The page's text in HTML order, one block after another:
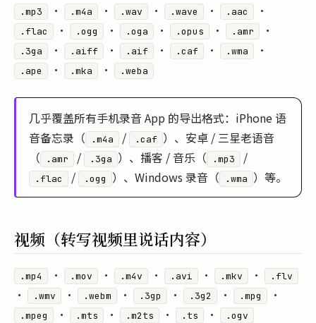
.mp3 · .m4a · .wav · .wave · .aac ·
.flac · .ogg · .oga · .opus · .amr ·
.3ga · .aiff · .aif · .caf · .wma ·
.ape · .mka · .weba
几乎覆盖所有手机录音 App 的导出格式：iPhone 语
音备忘录（
.m4a / .caf ）、安卓 / 三星老语音
（
.amr / .3ga ）、播客 / 音乐（ .mp3 /
.flac / .ogg ）、Windows 录音（ .wma ）等。
视频（转写视频里说话内容）
.mp4 · .mov · .m4v · .avi · .mkv · .flv
· .wmv · .webm · .3gp · .3g2 · .mpg ·
.mpeg · .mts · .m2ts · .ts · .ogv